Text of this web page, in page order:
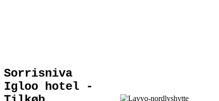
Sorrisniva
Igloo hotel -